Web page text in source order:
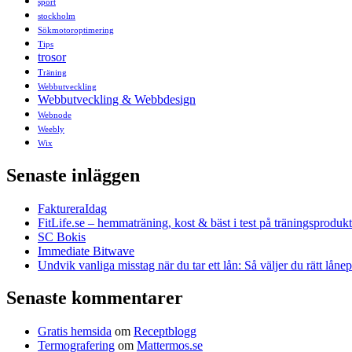
sport
stockholm
Sökmotoroptimering
Tips
trosor
Träning
Webbutveckling
Webbutveckling & Webbdesign
Webnode
Weebly
Wix
Senaste inläggen
FaktureraIdag
FitLife.se – hemmaträning, kost & bäst i test på
SC Bokis
Immediate Bitwave
Undvik vanliga misstag när du tar ett lån: Så väljer du rätt
Senaste kommentarer
Gratis hemsida om Receptblogg
Termografering om Mattermos.se